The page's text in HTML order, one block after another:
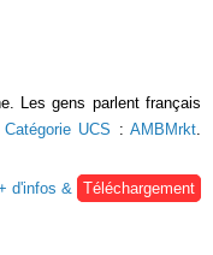
Les gens parlent français
Catégorie UCS :AMBMrkt
d'infos &
Téléchargement